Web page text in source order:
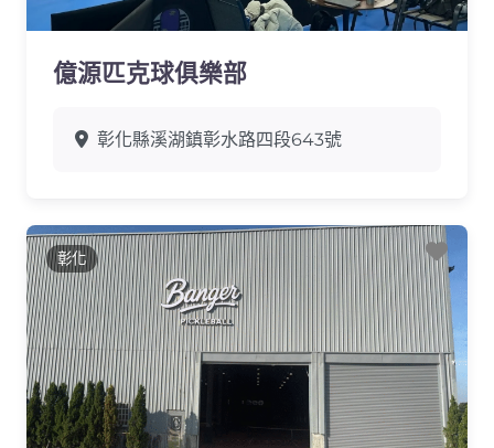
億源匹克球俱樂部
彰化縣溪湖鎮彰水路四段643號
彰化